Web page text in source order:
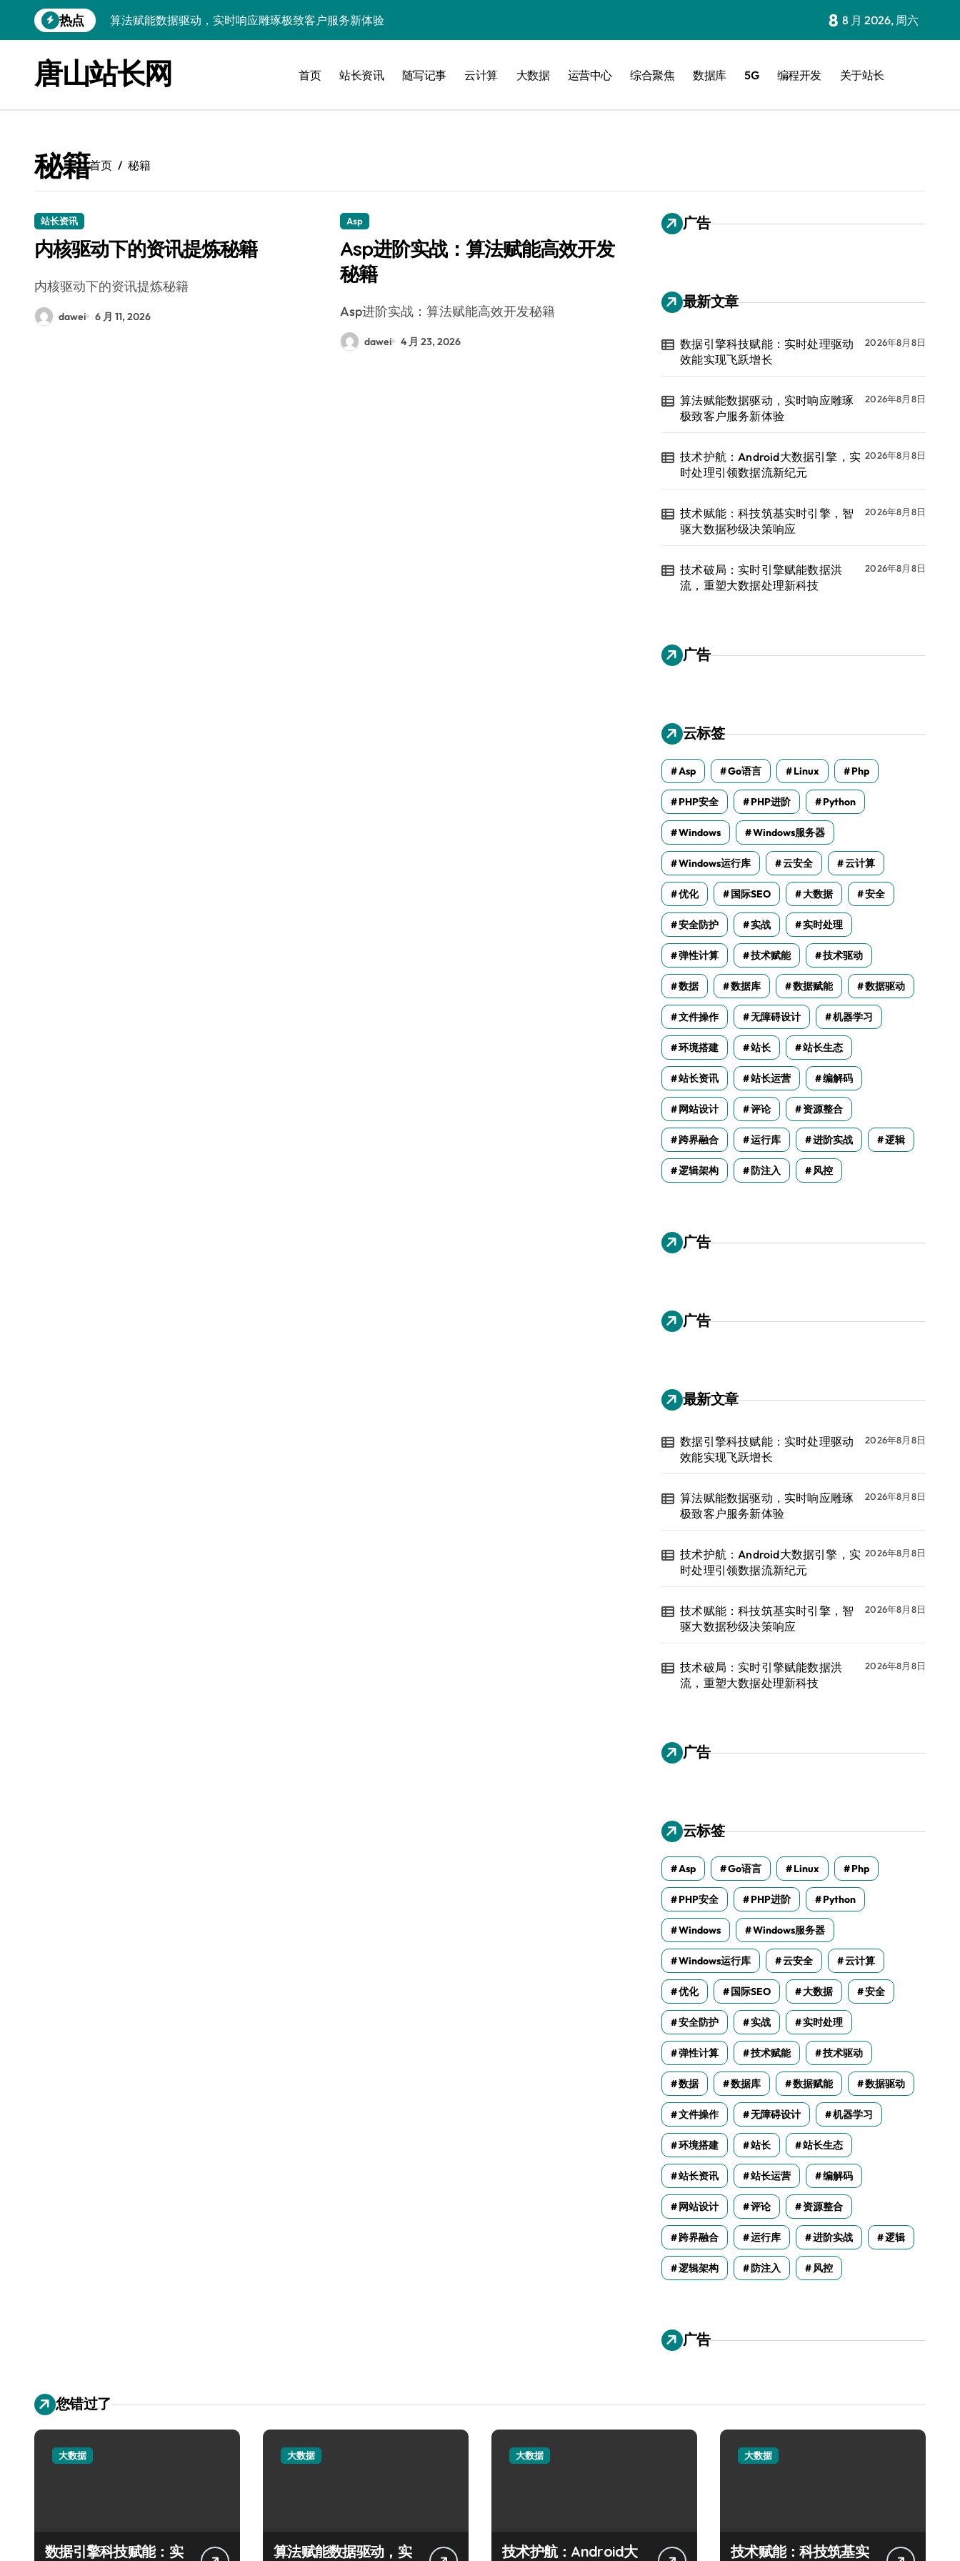
到
热点
算法赋能数据驱动，实时响应雕琢极致客户服务新体验
技术赋能：科技筑基实时引擎，智驱大数据秒级决策响应
技术破局：实时引擎赋能数据洪流，重塑大数据处理新科技
技术赋能：实时数据处理引擎驱动企业大数据科技新飞跃
大数据赋能运维：实时处理提效，精准调控信息流
技术赋能：构建高效实时引擎，驱动多媒体大数据处理革新
Go语言赋能大数据：实时引擎构建与科技驱动的性能优化术
数据引擎科技赋能：实时处理驱动效能实现飞跃增长
8 8 月 2026, 周六
唐山站长网 首页 站长资讯 随写记事 云计算 大数据 运营中心 综合聚焦 数据库 5G 编程开发 关于站长
秘籍首页 秘籍
站长资讯
内核驱动下的资讯提炼秘籍
内核驱动下的资讯提炼秘籍
dawei 6 月 11, 2026
Asp
Asp进阶实战：算法赋能高效开发
秘籍
Asp进阶实战：算法赋能高效开发秘籍
dawei 4 月 23, 2026
广告
最新文章
数据引擎科技赋能：实时处理驱动
效能实现飞跃增长
2026年8月8日
算法赋能数据驱动，实时响应雕琢
极致客户服务新体验
2026年8月8日
技术护航：Android大数据引擎，实
时处理引领数据流新纪元
2026年8月8日
技术赋能：科技筑基实时引擎，智
驱大数据秒级决策响应
2026年8月8日
技术破局：实时引擎赋能数据洪
流，重塑大数据处理新科技
2026年8月8日
广告
云标签
Asp Go语言 Linux Php
PHP安全 PHP进阶 Python
Windows Windows服务器
Windows运行库 云安全 云计算
优化 国际SEO 大数据 安全
安全防护 实战 实时处理
弹性计算 技术赋能 技术驱动
数据 数据库 数据赋能 数据驱动
文件操作 无障碍设计 机器学习
环境搭建 站长 站长生态
站长资讯 站长运营 编解码
网站设计 评论 资源整合
跨界融合 运行库 进阶实战 逻辑
逻辑架构 防注入 风控
广告
广告
最新文章
数据引擎科技赋能：实时处理驱动
效能实现飞跃增长
2026年8月8日
算法赋能数据驱动，实时响应雕琢
极致客户服务新体验
2026年8月8日
技术护航：Android大数据引擎，实
时处理引领数据流新纪元
2026年8月8日
技术赋能：科技筑基实时引擎，智
驱大数据秒级决策响应
2026年8月8日
技术破局：实时引擎赋能数据洪
流，重塑大数据处理新科技
2026年8月8日
广告
云标签
Asp Go语言 Linux Php
PHP安全 PHP进阶 Python
Windows Windows服务器
Windows运行库 云安全 云计算
优化 国际SEO 大数据 安全
安全防护 实战 实时处理
弹性计算 技术赋能 技术驱动
数据 数据库 数据赋能 数据驱动
文件操作 无障碍设计 机器学习
环境搭建 站长 站长生态
站长资讯 站长运营 编解码
网站设计 评论 资源整合
跨界融合 运行库 进阶实战 逻辑
逻辑架构 防注入 风控
广告
您错过了
大数据
数据引擎科技赋能：实
大数据
算法赋能数据驱动，实
大数据
技术护航：Android大
大数据
技术赋能：科技筑基实